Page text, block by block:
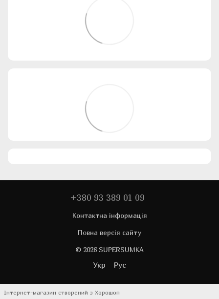
+380 93 389 01 09
Контактна інформація
Повна версія сайту
© 2026 SUPERSUMKA
Укр Рус
Інтернет-магазин створений з Хорошоп